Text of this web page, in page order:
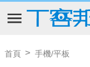
首頁 手機/平板